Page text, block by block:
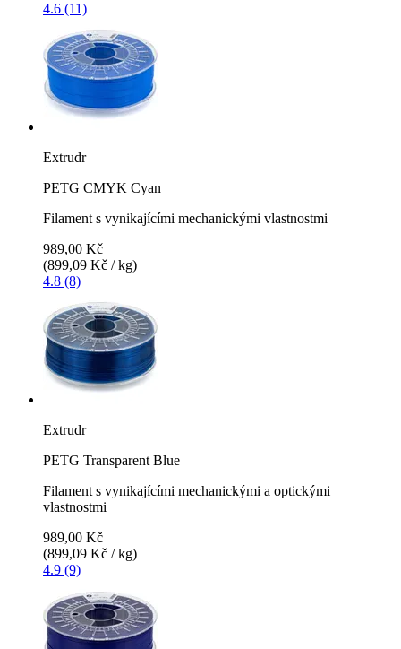
4.6 (11)
Extrudr
PETG CMYK Cyan
Filament s vynikajícími mechanickými vlastnostmi
989,00 Kč
(899,09 Kč / kg)
4.8 (8)
Extrudr
PETG Transparent Blue
Filament s vynikajícími mechanickými a optickými
vlastnostmi
989,00 Kč
(899,09 Kč / kg)
4.9 (9)